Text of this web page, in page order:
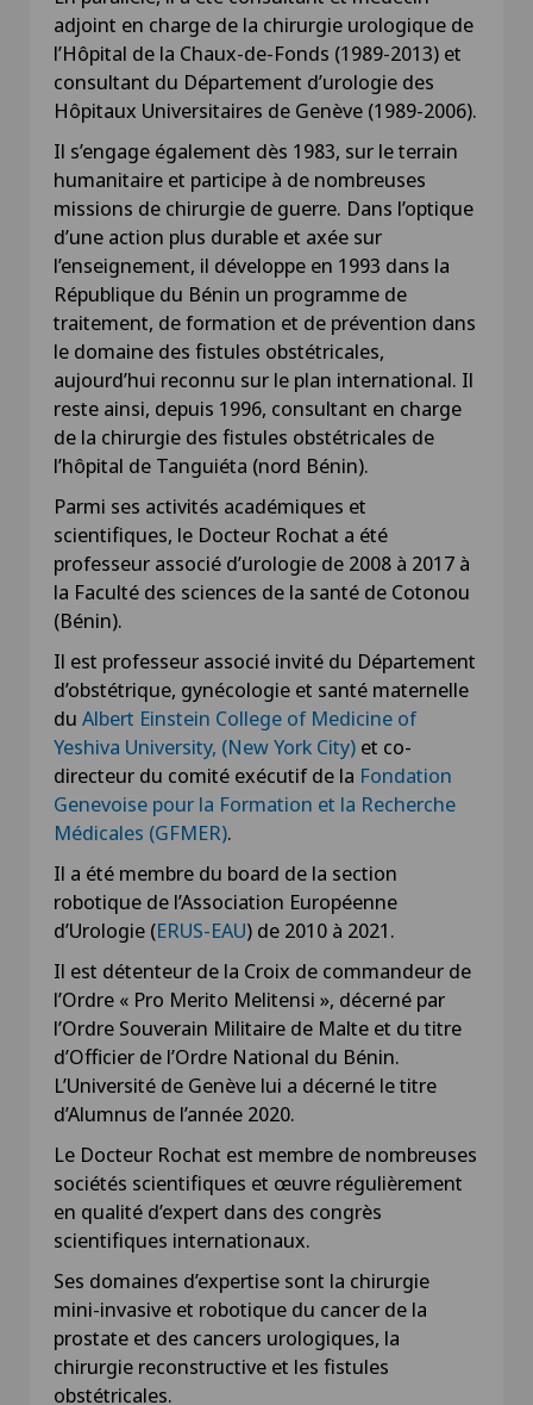
adjoint en charge de la chirurgie urologique de
l’Hôpital de la Chaux-de-Fonds (1989-2013) et
consultant du Département d’urologie des
Hôpitaux Universitaires de Genève (1989-2006).
Il s’engage également dès 1983, sur le terrain
humanitaire et participe à de nombreuses
missions de chirurgie de guerre. Dans l’optique
d’une action plus durable et axée sur
l’enseignement, il développe en 1993 dans la
République du Bénin un programme de
traitement, de formation et de prévention dans
le domaine des fistules obstétricales,
aujourd’hui reconnu sur le plan international. Il
reste ainsi, depuis 1996, consultant en charge
de la chirurgie des fistules obstétricales de
l’hôpital de Tanguiéta (nord Bénin).
Parmi ses activités académiques et
scientifiques, le Docteur Rochat a été
professeur associé d’urologie de 2008 à 2017 à
la Faculté des sciences de la santé de Cotonou
(Bénin).
Il est professeur associé invité du Département
d’obstétrique, gynécologie et santé maternelle
du Albert Einstein College of Medicine of
Yeshiva University, (New York City) et co-
directeur du comité exécutif de la Fondation
Genevoise pour la Formation et la Recherche
Médicales (GFMER).
Il a été membre du board de la section
robotique de l’Association Européenne
d’Urologie (ERUS-EAU) de 2010 à 2021.
Il est détenteur de la Croix de commandeur de
l’Ordre « Pro Merito Melitensi », décerné par
l’Ordre Souverain Militaire de Malte et du titre
d’Officier de l’Ordre National du Bénin.
L’Université de Genève lui a décerné le titre
d’Alumnus de l’année 2020.
Le Docteur Rochat est membre de nombreuses
sociétés scientifiques et œuvre régulièrement
en qualité d’expert dans des congrès
scientifiques internationaux.
Ses domaines d’expertise sont la chirurgie
mini-invasive et robotique du cancer de la
prostate et des cancers urologiques, la
chirurgie reconstructive et les fistules
obstétricales.